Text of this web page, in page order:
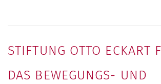
STIFTUNG OTTO ECKART
DAS BEWEGUNGS- UND